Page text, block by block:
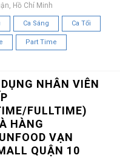
Hồ Chí Minh
Ca Sáng Ca Tối
Part Time
NHÂN VIÊN
FULLTIME)
HÀNG
VẠN
QUẬN 10